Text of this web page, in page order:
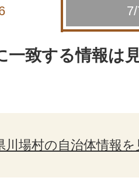
一致する情報は
川場村の自治体情報を